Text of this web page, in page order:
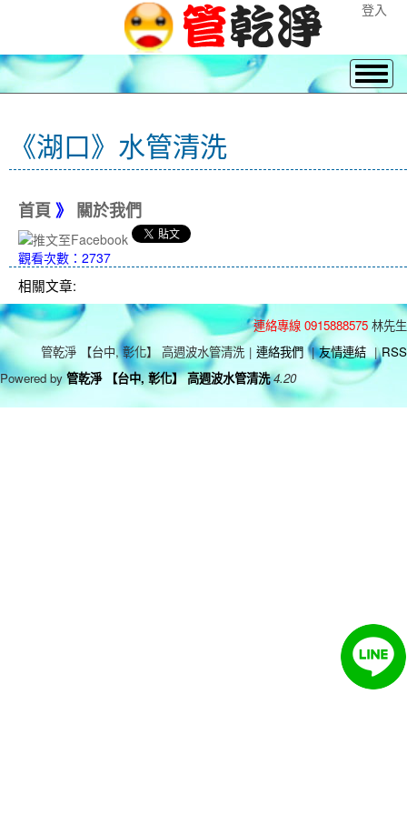
登入
《湖口》水管清洗
首頁 》 關於我們
觀看次數：2737
相關文章:
連絡專線 0915888575 林先生
管乾淨 【台中, 彰化】 高週波水管清洗 | 連絡我們 | 友情連結 | RSS
Powered by 管乾淨 【台中, 彰化】 高週波水管清洗 4.20